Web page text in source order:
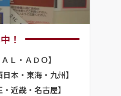
！
Ｌ・ＡＤＯ】
本・東海・九州】
近畿・名古屋】